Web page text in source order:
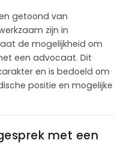
getoond van
zijn in
de mogelijkheid om
een advocaat. Dit
en is bedoeld om
positie en mogelijke
met een